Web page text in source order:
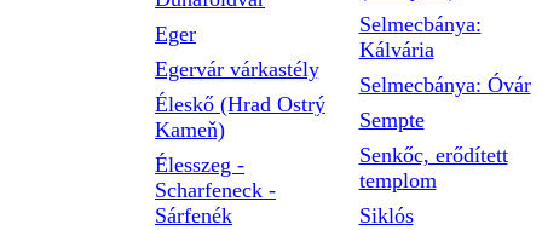
Eger
Egervár várkastély
Éleskő (Hrad Ostrý
Kameň)
Élesszeg -
Scharfeneck -
Sárfenék
Selmecbánya:
Kálvária
Selmecbánya: Óvár
Sempte
Senkőc, erődített
templom
Siklós